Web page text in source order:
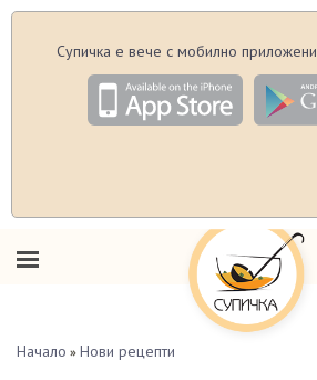
Супичка е вече с мобилно
Начало » Нови рецепти